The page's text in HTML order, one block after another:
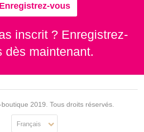
Enregistrez-vous
inscrit ? Enregistrez-
dès maintenant.
2019. Tous droits réservés.
Français